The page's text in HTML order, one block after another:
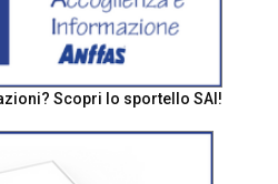
Scopri lo sportello SAI!